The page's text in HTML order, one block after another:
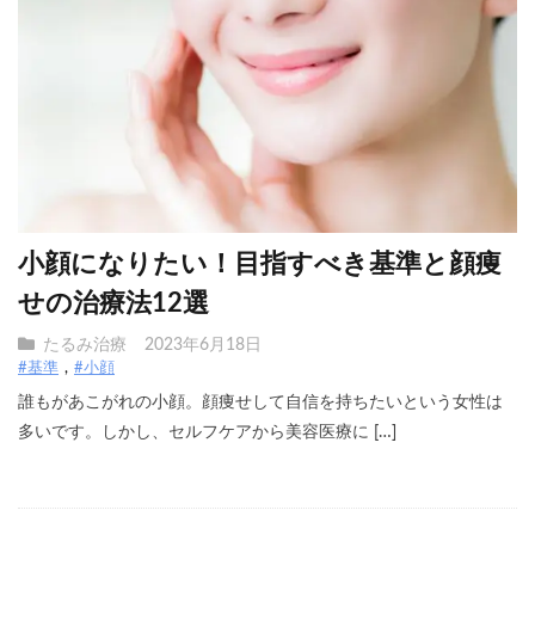
小顔になりたい！目指すべき基準と顔痩
せの治療法12選
たるみ治療 2023年6月18日
#基準 #小顔
誰もがあこがれの小顔。顔痩せして自信を持ちたいという女性は
多いです。しかし、セルフケアから美容医療に […]